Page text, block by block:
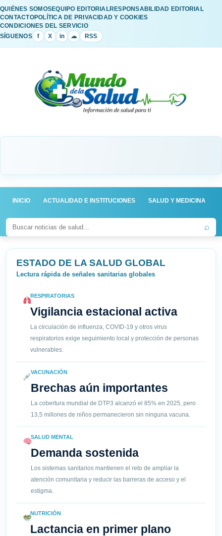
QUIÉNES SOMOSEQUIPO EDITORIALRESPONSABILIDAD EDITORIAL
CONTACTOPOLÍTICA DE PRIVACIDAD Y COOKIES
CONDICIONES DEL SERVICIO
SÍGUENOS
f X in ☁ RSS
INICIO ACTUALIDAD E INSTITUCIONES SALUD Y MEDICINA
⌕
ESTADO DE LA SALUD GLOBAL
Lectura rápida de señales sanitarias globales
RESPIRATORIAS
Vigilancia estacional activa
La circulación de influenza, COVID-19 y otros virus
respiratorios exige seguimiento local y protección de personas
vulnerables.
VACUNACIÓN
Brechas aún importantes
La cobertura mundial de DTP3 alcanzó el 85% en 2025, pero
13,5 millones de niños permanecieron sin ninguna vacuna.
SALUD MENTAL
Demanda sostenida
Los sistemas sanitarios mantienen el reto de ampliar la
atención comunitaria y reducir las barreras de acceso y el
estigma.
NUTRICIÓN
Lactancia en primer plano